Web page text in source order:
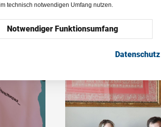
technisch notwendigen Umfang nutzen.
Notwendiger Funktionsumfang
Datenschutz